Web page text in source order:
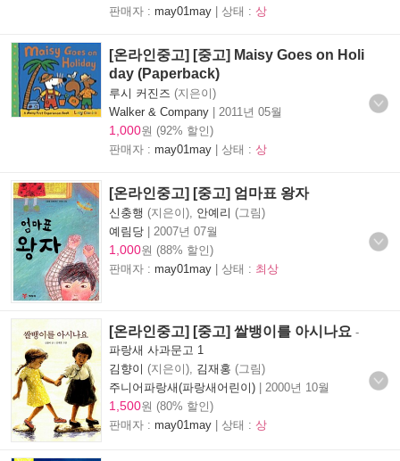
판매자 : may01may | 상태 : 상
[온라인중고] [중고] Maisy Goes on Holi
day (Paperback)
루시 커진즈 (지은이)
Walker & Company | 2011년 05월
1,000원 (92% 할인)
판매자 : may01may | 상태 : 상
[온라인중고] [중고] 엄마표 왕자
신충행 (지은이), 안예리 (그림)
예림당 | 2007년 07월
1,000원 (88% 할인)
판매자 : may01may | 상태 : 최상
[온라인중고] [중고] 쌀뱅이를 아시나요 -
파랑새 사과문고 1
김향이 (지은이), 김재홍 (그림)
주니어파랑새(파랑새어린이) | 2000년 10월
1,500원 (80% 할인)
판매자 : may01may | 상태 : 상